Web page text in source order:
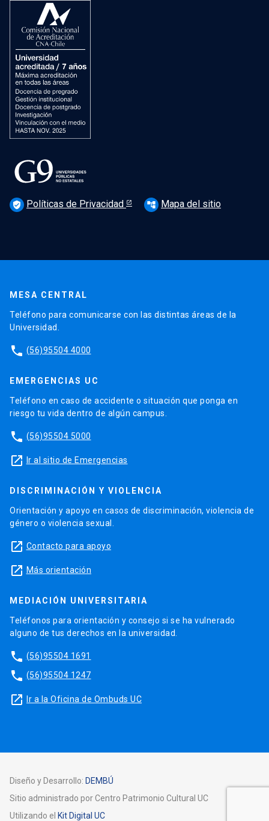
verified_user Políticas de Privacidad account_tree Mapa del sitio
MESA CENTRAL
Teléfono para comunicarse con las distintas áreas de la
Universidad.
phone (56)95504 4000
EMERGENCIAS UC
Teléfono en caso de accidente o situación que ponga en
riesgo tu vida dentro de algún campus.
phone (56)95504 5000
launch Ir al sitio de Emergencias
DISCRIMINACIÓN Y VIOLENCIA
Orientación y apoyo en casos de discriminación, violencia de
género o violencia sexual.
launch Contacto para apoyo
launch Más orientación
MEDIACIÓN UNIVERSITARIA
Teléfonos para orientación y consejo si se ha vulnerado
alguno de tus derechos en la universidad.
phone (56)95504 1691
phone (56)95504 1247
launch Ir a la Oficina de Ombuds UC
Diseño y Desarrollo: DEMBÚ
Sitio administrado por Centro Patrimonio Cultural UC
Utilizando el Kit Digital UC